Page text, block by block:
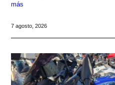
más
7 agosto, 2026